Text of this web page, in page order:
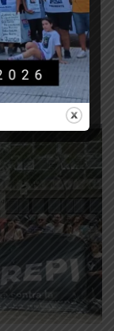
junto a la
para